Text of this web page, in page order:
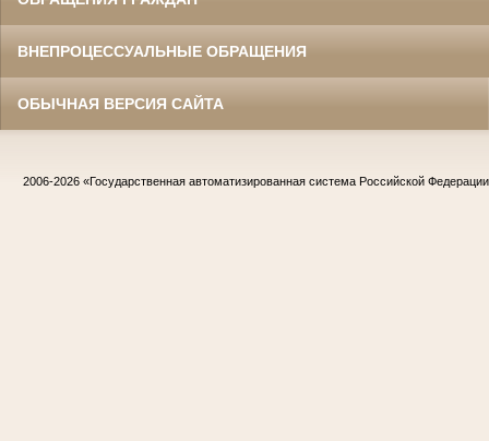
ВНЕПРОЦЕССУАЛЬНЫЕ ОБРАЩЕНИЯ
ОБЫЧНАЯ ВЕРСИЯ САЙТА
2006-2026 «Государственная автоматизированная система Российской